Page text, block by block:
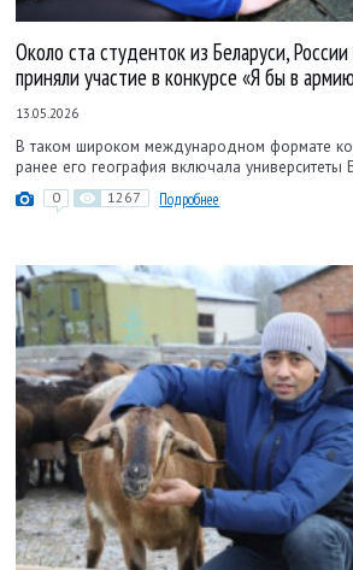
Около ста студенток из Беларуси,
приняли участие в конкурсе «Я бы в
13.05.2026
В таком широком международном формате
ранее его география включала университеты
0 1267 Подробнее